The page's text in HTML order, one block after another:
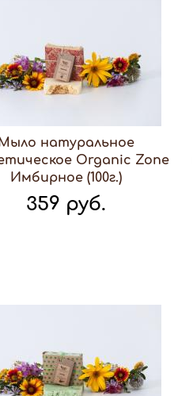
натуральное
Organic Zone
Имбирное (100г.)
359 руб.